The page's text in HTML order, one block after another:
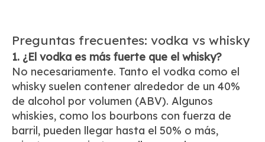
Preguntas frecuentes: vodka vs whisky
1. ¿El vodka es más fuerte que el whisky?
No necesariamente. Tanto el vodka como el
whisky suelen contener alrededor de un 40%
de alcohol por volumen (ABV). Algunos
whiskies, como los bourbons con fuerza de
barril, pueden llegar hasta el 50% o más,